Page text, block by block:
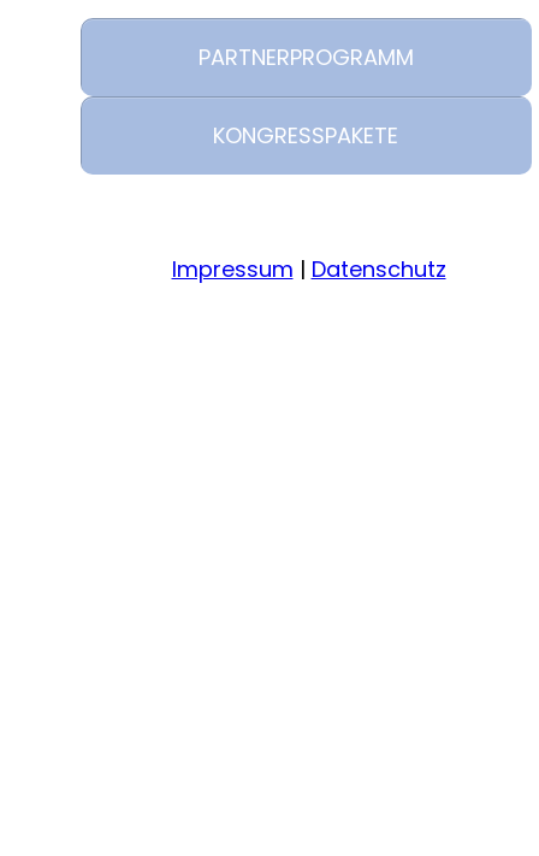
PARTNERPROGRAMM
KONGRESSPAKETE
Impressum | Datenschutz